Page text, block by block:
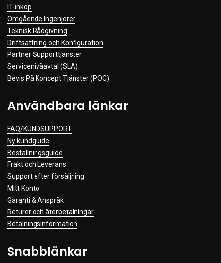
IT-inköp
Omgående Ingenjörer
Teknisk Rådgivning
Driftsättning och Konfiguration
Partner Supporttjänster
Servicenivåavtal (SLA)
Bevis På Koncept Tjänster (POC)
Användbara länkar
FAQ/KUNDSUPPORT
Ny kundguide
Beställningsguide
Frakt och Leverans
Support efter försäljning
Mitt Konto
Garanti & Anspråk
Returer och återbetalningar
Betalningsinformation
Snabblänkar